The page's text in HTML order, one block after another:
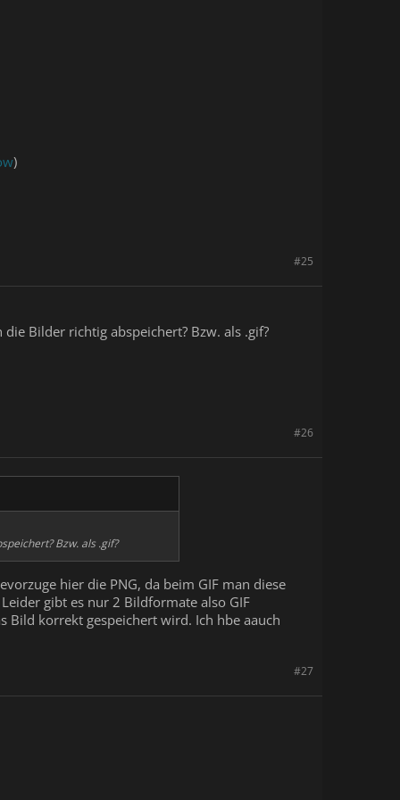
)
#25
Bilder richtig abspeichert? Bzw. als .gif?
#26
Bzw. als .gif?
hier die PNG, da beim GIF man diese
gibt es nur 2 Bildformate also GIF
Bild korrekt gespeichert wird. Ich hbe aauch
#27